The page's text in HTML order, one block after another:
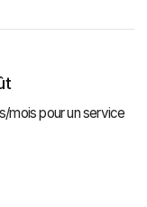
mois pour un service